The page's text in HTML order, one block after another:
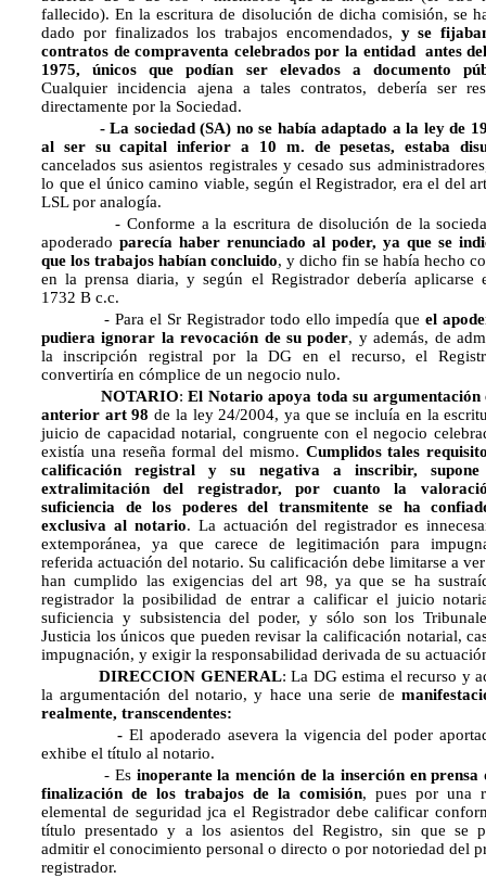
fallecido). En la escritura de disolución de dicha comisión, se
dado por finalizados los trabajos encomendados, y se
contratos de compraventa celebrados por la entidad antes
1975, únicos que podían ser elevados a documento
Cualquier incidencia ajena a tales contratos, debería ser
directamente por la Sociedad.
- La sociedad (SA) no se había adaptado a la ley de
al ser su capital inferior a 10 m. de pesetas, estaba
cancelados sus asientos registrales y cesado sus
lo que el único camino viable, según el Registrador, era el del
LSL por analogía.
- Conforme a la escritura de disolución de la
apoderado parecía haber renunciado al poder, ya que se
que los trabajos habían concluido, y dicho fin se había hecho
en la prensa diaria, y según el Registrador debería aplicarse
1732 B c.c.
- Para el Sr Registrador todo ello impedía queel
pudiera ignorar la revocación de su poder, y además, de
la inscripción registral por la DG en el recurso, el
convertiría en cómplice de un negocio nulo.
NOTARIO:El Notario apoya toda su argumentación
anterior art 98 de la ley 24/2004, ya que se incluía en la
juicio de capacidad notarial, congruente con el negocio
existía una reseña formal del mismo. Cumplidos tales
calificación registral y su negativa a inscribir, supone
extralimitación del registrador, por cuanto la
suficiencia de los poderes del transmitente se ha
exclusiva al notario. La actuación del registrador es
extemporánea, ya que carece de legitimación para
referida actuación del notario. Su calificación debe limitarse a
han cumplido las exigencias del art 98, ya que se ha
registrador la posibilidad de entrar a calificar el juicio
suficiencia y subsistencia del poder, y sólo son los
Justicia los únicos que pueden revisar la calificación notarial,
impugnación, y exigir la responsabilidad derivada de su
DIRECCION GENERAL: La DG estima el recurso y
la argumentación del notario, y hace una serie de
realmente, transcendentes:
-El apoderado asevera la vigencia del poder
exhibe el título al notario.
- Es inoperante la mención de la inserción en prensa
finalización de los trabajos de la comisión, pues por una
elemental de seguridad jca el Registrador debe calificar
título presentado y a los asientos del Registro, sin que se
admitir el conocimiento personal o directo o por notoriedad del
registrador.